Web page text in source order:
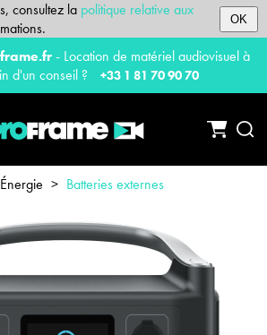
consultez la politique relative aux
OK
- Location de matériel audiovisuel à
d'un conseil ?
+33 1 81 70 90 70
Énergie > Batteries externes